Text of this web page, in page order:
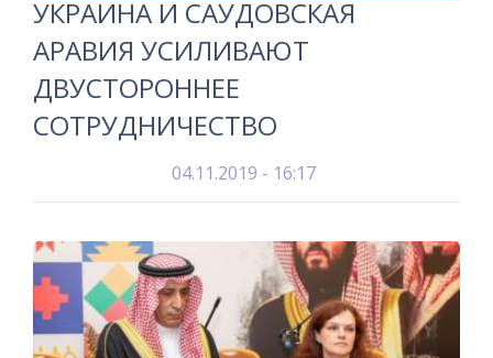
УКРАИНА И САУДОВСКАЯ
АРАВИЯ УСИЛИВАЮТ
ДВУСТОРОННЕЕ
СОТРУДНИЧЕСТВО
04.11.2019 - 16:17